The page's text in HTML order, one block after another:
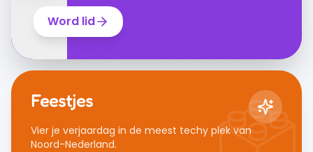
Word lid
Feestjes
Vier je verjaardag in de meest techy plek van
Noord-Nederland.